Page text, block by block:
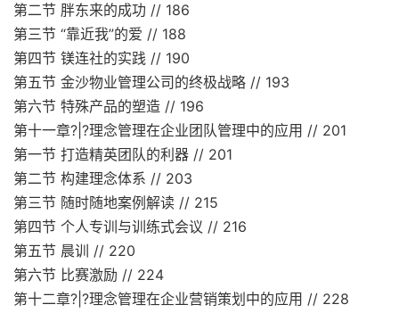
第二节 胖东来的成功 // 186
第三节 “靠近我”的爱 // 188
第四节 镁连社的实践 // 190
第五节 金沙物业管理公司的终极战略 // 193
第六节 特殊产品的塑造 // 196
第十一章?|?理念管理在企业团队管理中的应用 // 201
第一节 打造精英团队的利器 // 201
第二节 构建理念体系 // 203
第三节 随时随地案例解读 // 215
第四节 个人专训与训练式会议 // 216
第五节 晨训 // 220
第六节 比赛激励 // 224
第十二章?|?理念管理在企业营销策划中的应用 // 228